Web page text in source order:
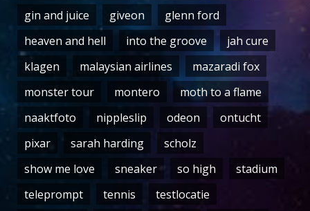
gin and juice
giveon
glenn ford
heaven and hell
into the groove
jah cure
klagen
malaysian airlines
mazaradi fox
monster tour
montero
moth to a flame
naaktfoto
nippleslip odeon
ontucht
pixar
sarah harding
scholz
show me love
sneaker so high
stadium
teleprompt
tennis
testlocatie